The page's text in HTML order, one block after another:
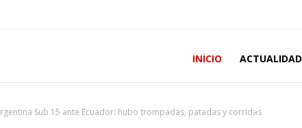
INICIO ACTUALIDAD
Sub 15 ante Ecuador: hubo trompadas, patadas y corridas